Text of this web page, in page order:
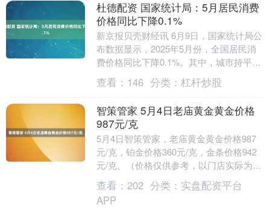
杜德配资 国家统计局：5月居民消费
价格同比下降0.1%
新京报贝壳财经讯 6月9日，国家统计局公
布数据显示，2025年5月份，全国居民消
费价格同比下降0.1%。其中，城市持平，
农村下降0.4%；食品价格下降0.4%，....
查看： 146 分类： 杠杆炒股
智策管家 5月4日老庙黄金黄金价格
987元/克
5月4日智策管家，老庙黄金黄金价格987
元/克，铂金价格360元/克，金条价格942
元/克。（价格仅供参考，以门店实际为
准）同日上海黄金交易所现货黄金
AU999....
查看： 202 分类： 实盘配资平台
APP